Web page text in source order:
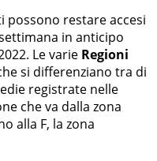
possono restare accesi
in anticipo
Le varie Regioni
si differenziano tra di
registrate nelle
che va dalla zona
alla F, la zona